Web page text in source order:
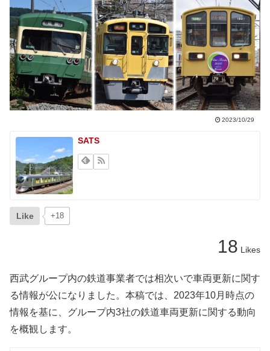
2023/10/29
SATS
Like +18
18 Likes
西武グループ内の鉄道事業者では相次いで車両更新に関す
る情報が公になりました。本稿では、2023年10月時点の
情報を基に、グループ内3社の鉄道車両更新に関する動向
を概観します。